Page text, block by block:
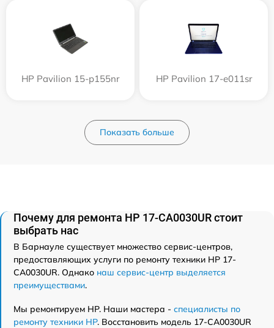
HP Pavilion 15-p155nr HP Pavilion 17-e011sr
Показать больше
Почему для ремонта HP 17-CA0030UR стоит
выбрать нас
В Барнауле существует множество сервис-центров,
предоставляющих услуги по ремонту техники HP 17-
CA0030UR. Однако наш сервис-центр выделяется
преимуществами.
Мы ремонтируем HP. Наши мастера - специалисты по
ремонту техники HP. Восстановить модель 17-CA0030UR